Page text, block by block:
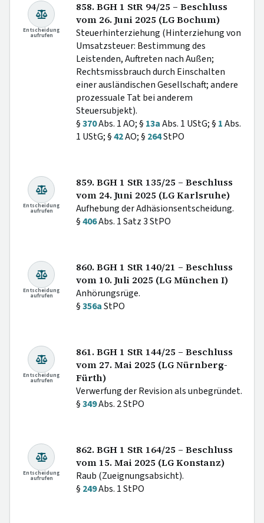
Entscheidung
aufrufen
858. BGH 1 StR 94/25 – Beschluss
vom 26. Juni 2025 (LG Bochum)
Steuerhinterziehung (Hinterziehung von
Umsatzsteuer: Bestimmung des
Leistenden, Auftreten nach Außen;
Rechtsmissbrauch durch Einschalten
einer ausländischen Gesellschaft; andere
prozessuale Tat bei anderem
Steuersubjekt).
§370Abs. 1 AO; § 13aAbs. 1 UStG; § 1Abs.
1 UStG; §42AO; § 264StPO
Entscheidung
aufrufen
859. BGH 1 StR 135/25 – Beschluss
vom 24. Juni 2025 (LG Karlsruhe)
Aufhebung der Adhäsionsentscheidung.
§406Abs. 1 Satz 3 StPO
Entscheidung
aufrufen
860. BGH 1 StR 140/21 – Beschluss
vom 10. Juli 2025 (LG München I)
Anhörungsrüge.
§356aStPO
Entscheidung
aufrufen
861. BGH 1 StR 144/25 – Beschluss
vom 27. Mai 2025 (LG Nürnberg-
Fürth)
Verwerfung der Revision als unbegründet.
§349Abs. 2 StPO
Entscheidung
aufrufen
862. BGH 1 StR 164/25 – Beschluss
vom 15. Mai 2025 (LG Konstanz)
Raub (Zueignungsabsicht).
§ 249Abs. 1 StPO